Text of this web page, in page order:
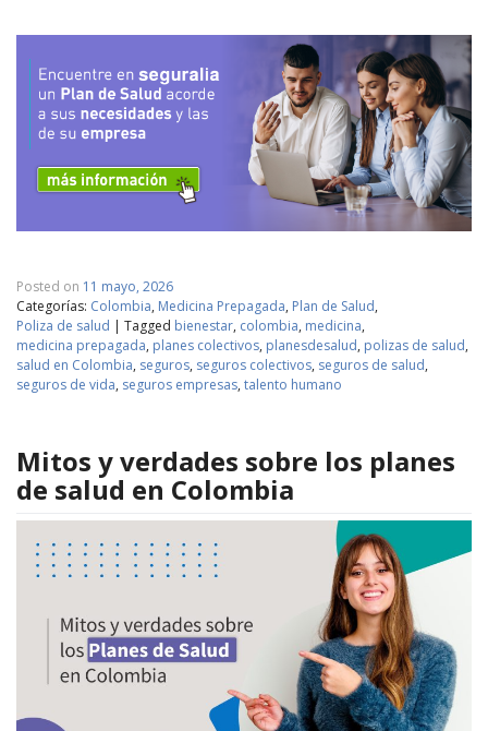
Posted on 11 mayo, 2026
Categorías: Colombia, Medicina Prepagada, Plan de Salud,
Poliza de salud | Tagged bienestar, colombia, medicina,
medicina prepagada, planes colectivos, planesdesalud, polizas de salud,
salud en Colombia, seguros, seguros colectivos, seguros de salud,
seguros de vida, seguros empresas, talento humano
Mitos y verdades sobre los planes
de salud en Colombia